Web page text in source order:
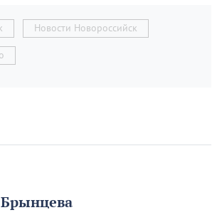
Новости Новороссийск